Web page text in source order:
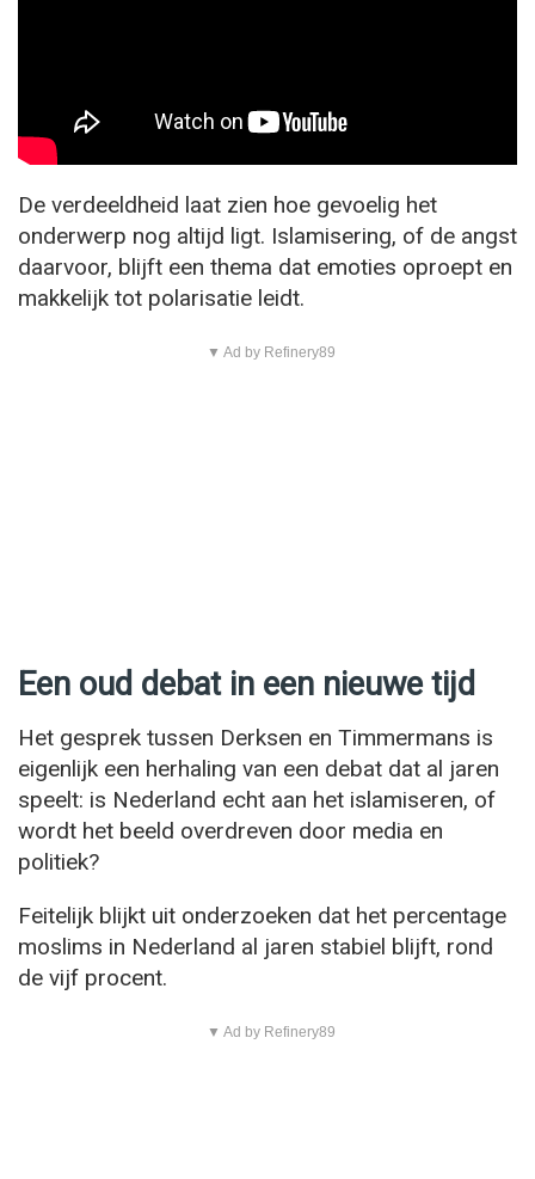
De verdeeldheid laat zien hoe gevoelig het
onderwerp nog altijd ligt. Islamisering, of de angst
daarvoor, blijft een thema dat emoties oproept en
makkelijk tot polarisatie leidt.
▼ Ad by Refinery89
Een oud debat in een nieuwe tijd
Het gesprek tussen Derksen en Timmermans is
eigenlijk een herhaling van een debat dat al jaren
speelt: is Nederland echt aan het islamiseren, of
wordt het beeld overdreven door media en
politiek?
Feitelijk blijkt uit onderzoeken dat het percentage
moslims in Nederland al jaren stabiel blijft, rond
de vijf procent.
▼ Ad by Refinery89